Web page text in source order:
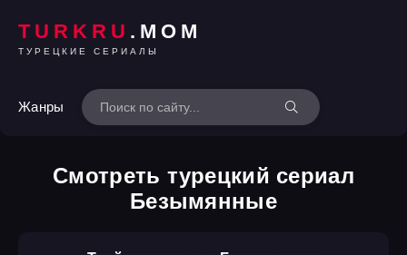
TURKRU .MOM
ТУРЕЦКИЕ СЕРИАЛЫ
Жанры
Смотреть турецкий сериал
Безымянные